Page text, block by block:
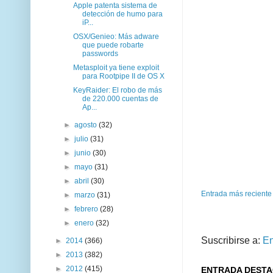
Entrada más reciente
Suscribirse a:
ENTRADA
Apple patenta sistema de
detección de humo para
iP...
OSX/Genieo: Más adware
que puede robarte
passwords
Metasploit ya tiene exploit
para Rootpipe II de OS X
KeyRaider: El robo de más
de 220.000 cuentas de
Ap...
►agosto(32)
►julio(31)
►junio(30)
►mayo(31)
►abril(30)
►marzo(31)
►febrero(28)
►enero(32)
► 2014 (366)
► 2013 (382)
► 2012 (415)